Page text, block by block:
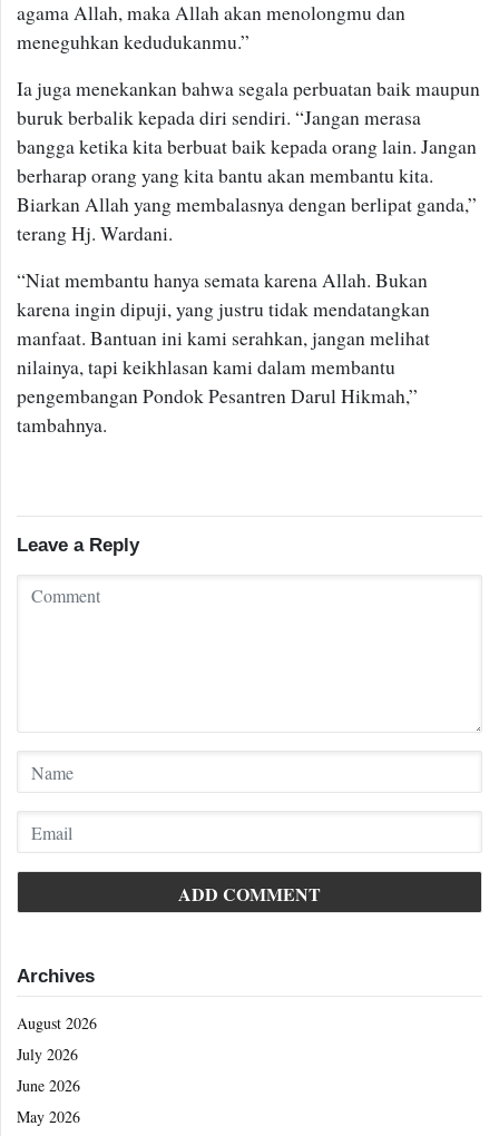
agama Allah, maka Allah akan menolongmu dan
meneguhkan kedudukanmu.”
Ia juga menekankan bahwa segala perbuatan baik maupun
buruk berbalik kepada diri sendiri. “Jangan merasa
bangga ketika kita berbuat baik kepada orang lain. Jangan
berharap orang yang kita bantu akan membantu kita.
Biarkan Allah yang membalasnya dengan berlipat ganda,”
terang Hj. Wardani.
“Niat membantu hanya semata karena Allah. Bukan
karena ingin dipuji, yang justru tidak mendatangkan
manfaat. Bantuan ini kami serahkan, jangan melihat
nilainya, tapi keikhlasan kami dalam membantu
pengembangan Pondok Pesantren Darul Hikmah,”
tambahnya.
Leave a Reply
Archives
August 2026
July 2026
June 2026
May 2026